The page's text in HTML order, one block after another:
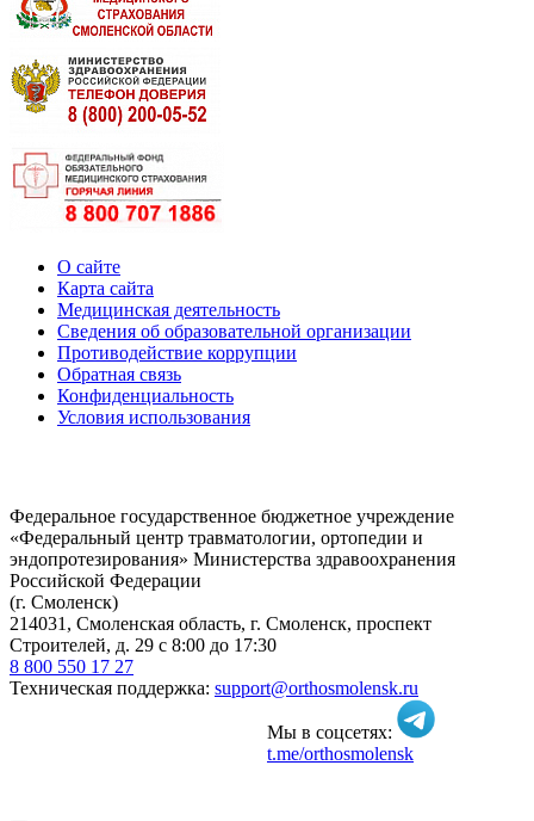
О сайте
Карта сайта
Медицинская деятельность
Сведения об образовательной организации
Противодействие коррупции
Обратная связь
Конфиденциальность
Условия использования
Федеральное государственное бюджетное учреждение
«Федеральный центр травматологии, ортопедии и
эндопротезирования» Министерства здравоохранения
Российской Федерации
(г. Смоленск)
214031, Смоленская область, г. Смоленск, проспект
Строителей, д. 29 с 8:00 до 17:30
8 800 550 17 27
Техническая поддержка: support@orthosmolensk.ru
Мы в соцсетях:
t.me/orthosmolensk